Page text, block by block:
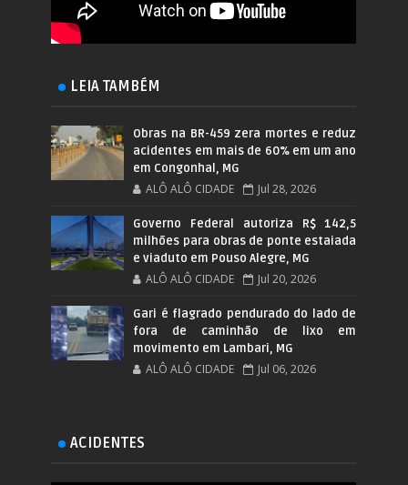
LEIA TAMBÉM
Obras na BR-459 zera mortes e reduz
acidentes em mais de 60% em um ano
em Congonhal, MG
ALÔ ALÔ CIDADE Jul 28, 2026
Governo Federal autoriza R$ 142,5
milhões para obras de ponte estaiada
e viaduto em Pouso Alegre, MG
ALÔ ALÔ CIDADE Jul 20, 2026
Gari é flagrado pendurado do lado de
fora de caminhão de lixo em
movimento em Lambari, MG
ALÔ ALÔ CIDADE Jul 06, 2026
ACIDENTES